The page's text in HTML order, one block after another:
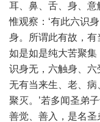
耳、鼻、舌、身、
惟观察：‘有此六识
身。所谓此有故，有
如是如是纯大苦聚
识身无，六触身、六
无有当来生、老、
聚灭。’若多闻圣弟
善觉、善入，是名圣